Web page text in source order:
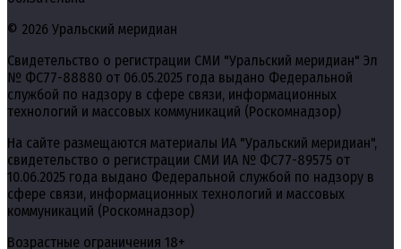
© 2026 Уральский меридиан
Свидетельство о регистрации СМИ "Уральский меридиан" Эл
№ ФС77-88880 от 06.05.2025 года выдано Федеральной
службой по надзору в сфере связи, информационных
технологий и массовых коммуникаций (Роскомнадзор)
На сайте размещаются материалы ИА "Уральский меридиан",
свидетельство о регистрации СМИ ИА № ФС77-89575 от
10.06.2025 года выдано Федеральной службой по надзору в
сфере связи, информационных технологий и массовых
коммуникаций (Роскомнадзор)
Возрастные ограничения 18+